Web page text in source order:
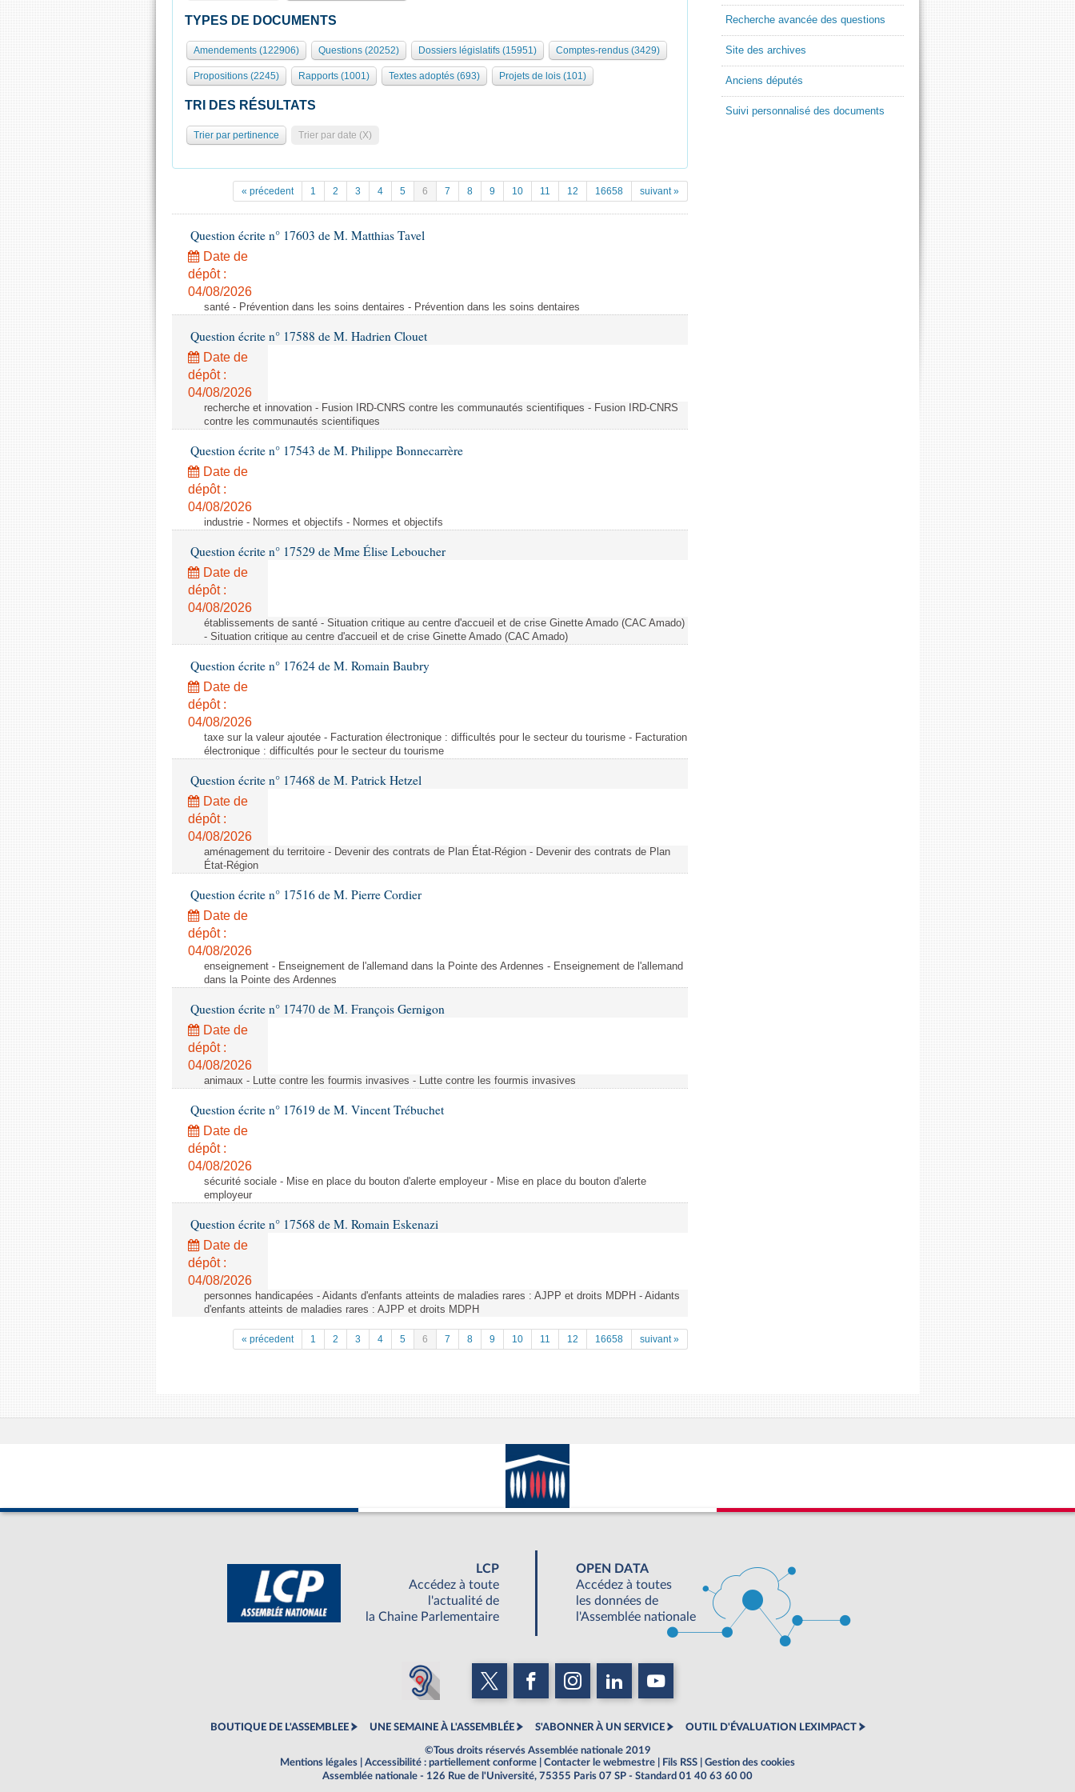
TYPES DE DOCUMENTS
Amendements (122906) Questions (20252) Dossiers législatifs (15951) Comptes-rendus (3429)
Propositions (2245) Rapports (1001) Textes adoptés (693) Projets de lois (101)
TRI DES RÉSULTATS
Trier par pertinence Trier par date (X)
« précedent 1 2 3 4 5 6 7 8 9 10 11 12 16658 suivant »
Question écrite n° 17603 de M. Matthias Tavel
Date de
dépôt :
04/08/2026
santé - Prévention dans les soins dentaires - Prévention dans les soins dentaires
Question écrite n° 17588 de M. Hadrien Clouet
Date de
dépôt :
04/08/2026
recherche et innovation - Fusion IRD-CNRS contre les communautés scientifiques - Fusion IRD-CNRS
contre les communautés scientifiques
Question écrite n° 17543 de M. Philippe Bonnecarrère
Date de
dépôt :
04/08/2026
industrie - Normes et objectifs - Normes et objectifs
Question écrite n° 17529 de Mme Élise Leboucher
Date de
dépôt :
04/08/2026
établissements de santé - Situation critique au centre d'accueil et de crise Ginette Amado (CAC Amado)
- Situation critique au centre d'accueil et de crise Ginette Amado (CAC Amado)
Question écrite n° 17624 de M. Romain Baubry
Date de
dépôt :
04/08/2026
taxe sur la valeur ajoutée - Facturation électronique : difficultés pour le secteur du tourisme - Facturation
électronique : difficultés pour le secteur du tourisme
Question écrite n° 17468 de M. Patrick Hetzel
Date de
dépôt :
04/08/2026
aménagement du territoire - Devenir des contrats de Plan État-Région - Devenir des contrats de Plan
État-Région
Question écrite n° 17516 de M. Pierre Cordier
Date de
dépôt :
04/08/2026
enseignement - Enseignement de l'allemand dans la Pointe des Ardennes - Enseignement de l'allemand
dans la Pointe des Ardennes
Question écrite n° 17470 de M. François Gernigon
Date de
dépôt :
04/08/2026
animaux - Lutte contre les fourmis invasives - Lutte contre les fourmis invasives
Question écrite n° 17619 de M. Vincent Trébuchet
Date de
dépôt :
04/08/2026
sécurité sociale - Mise en place du bouton d'alerte employeur - Mise en place du bouton d'alerte
employeur
Question écrite n° 17568 de M. Romain Eskenazi
Date de
dépôt :
04/08/2026
personnes handicapées - Aidants d'enfants atteints de maladies rares : AJPP et droits MDPH - Aidants
d'enfants atteints de maladies rares : AJPP et droits MDPH
« précedent 1 2 3 4 5 6 7 8 9 10 11 12 16658 suivant »
Recherche avancée des questions
Site des archives
Anciens députés
Suivi personnalisé des documents
LCP
Accédez à toute
l'actualité de
la Chaine Parlementaire
OPEN DATA
Accédez à toutes
les données de
l'Assemblée nationale
BOUTIQUE DE L'ASSEMBLEE UNE SEMAINE À L'ASSEMBLÉE S'ABONNER À UN SERVICE OUTIL D'ÉVALUATION LEXIMPACT
©Tous droits réservés Assemblée nationale 2019
Mentions légales
Accessibilité : partiellement conforme Contacter le webmestre Fils RSS
Gestion des cookies
Assemblée nationale - 126 Rue de l'Université, 75355 Paris 07 SP - Standard 01 40 63 60 00